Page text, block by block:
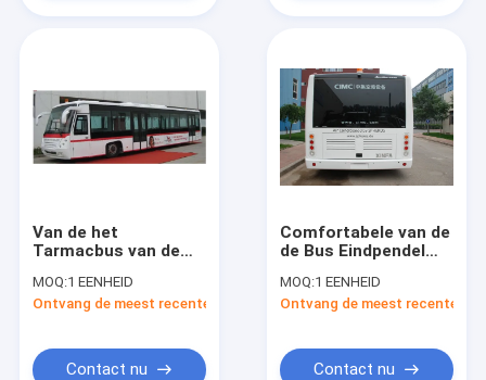
Van de het
Tarmacbus van de
Pendelbus aan
Luchthaven
MOQ:1 EENHEID
Ontvang de meest recente Prijs
Contact nu
Comfortabele van de
de Bus Eindpendel
Bus Draaiende Straal
<9200mm
MOQ:1 EENHEID
Ontvang de meest recente
Contact nu